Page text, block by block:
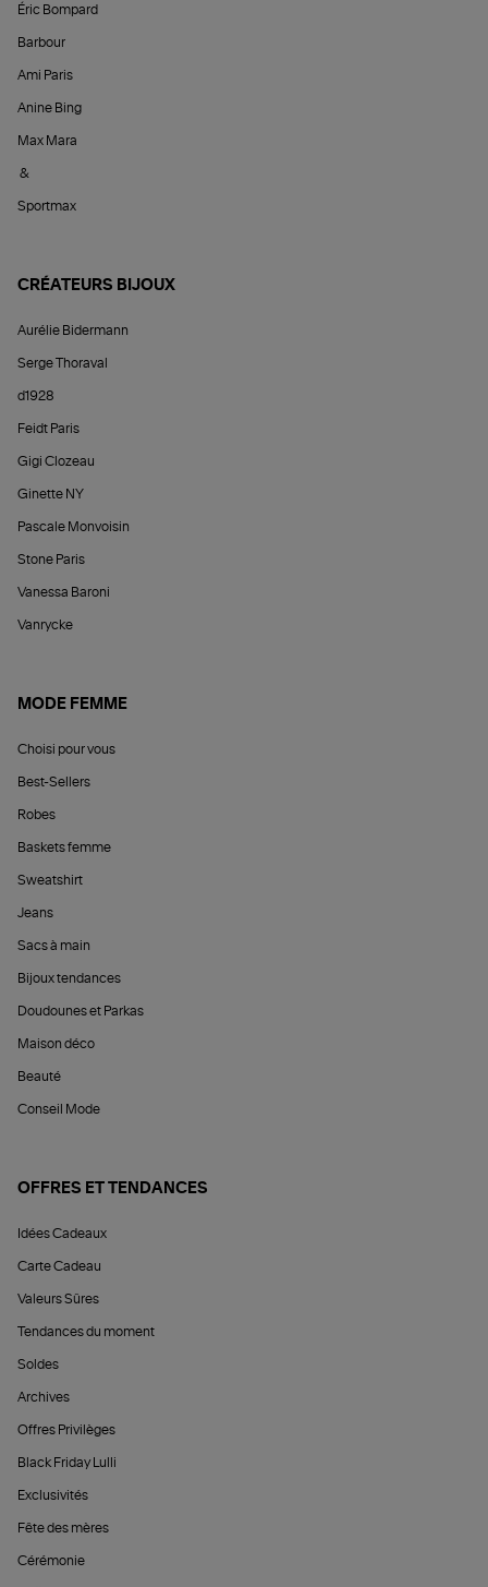
Éric Bompard
Barbour
Ami Paris
Anine Bing
Max Mara
&
Sportmax
CRÉATEURS BIJOUX
Aurélie Bidermann
Serge Thoraval
d1928
Feidt Paris
Gigi Clozeau
Ginette NY
Pascale Monvoisin
Stone Paris
Vanessa Baroni
Vanrycke
MODE FEMME
Choisi pour vous
Best-Sellers
Robes
Baskets femme
Sweatshirt
Jeans
Sacs à main
Bijoux tendances
Doudounes et Parkas
Maison déco
Beauté
Conseil Mode
OFFRES ET TENDANCES
Idées Cadeaux
Carte Cadeau
Valeurs Sûres
Tendances du moment
Soldes
Archives
Offres Privilèges
Black Friday Lulli
Exclusivités
Fête des mères
Cérémonie